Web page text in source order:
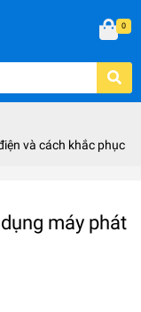
0
và cách khắc phục
máy phát